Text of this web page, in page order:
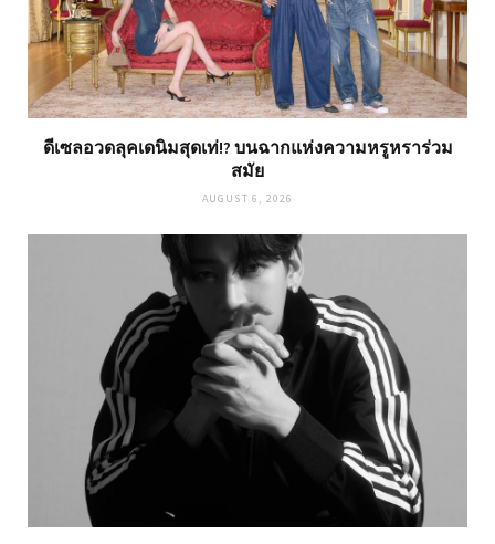
ดีเซลอวดลุคเดนิมสุดเท่!? บนฉากแห่งความหรูหราร่วม
สมัย
AUGUST 6, 2026